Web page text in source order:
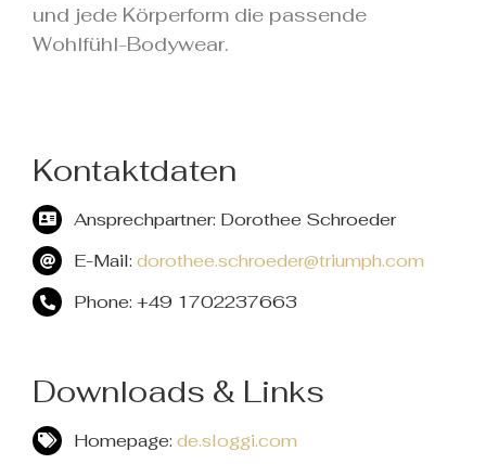
und jede Körperform die passende
Wohlfühl-Bodywear.
Kontaktdaten
Ansprechpartner: Dorothee Schroeder
E-Mail:dorothee.schroeder@triumph.com
Phone: +49 1702237663
Downloads & Links
Homepage:de.sloggi.com